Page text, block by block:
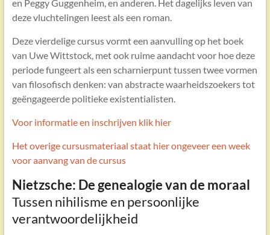
en Peggy Guggenheim, en anderen. Het dagelijks leven van
deze vluchtelingen leest als een roman.
Deze vierdelige cursus vormt een aanvulling op het boek
van Uwe Wittstock, met ook ruime aandacht voor hoe deze
periode fungeert als een scharnierpunt tussen twee vormen
van filosofisch denken: van abstracte waarheidszoekers tot
geëngageerde politieke existentialisten.
Voor informatie en inschrijven klik hier
Het overige cursusmateriaal staat hier ongeveer een week
voor aanvang van de cursus
Nietzsche: De genealogie van de moraal
Tussen nihilisme en persoonlijke
verantwoordelijkheid